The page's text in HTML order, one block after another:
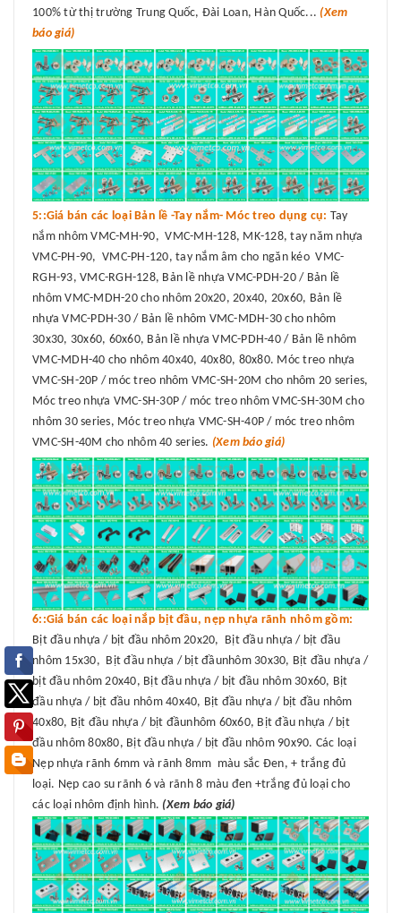
100% từ thị trường Trung Quốc, Đài Loan, Hàn Quốc... (Xem
báo giá)
5::Giá bán các loại Bản lề -Tay nắm- Móc treo dụng cụ: Tay
nắm nhôm VMC-MH-90, VMC-MH-128, MK-128, tay năm nhựa
VMC-PH-90, VMC-PH-120, tay nắm âm cho ngăn kéo VMC-
RGH-93, VMC-RGH-128, Bản lề nhựa VMC-PDH-20 / Bản lề
nhôm VMC-MDH-20 cho nhôm 20x20, 20x40, 20x60, Bản lề
nhựa VMC-PDH-30 / Bản lề nhôm VMC-MDH-30 cho nhôm
30x30, 30x60, 60x60, Bản lề nhựa VMC-PDH-40 / Bản lề nhôm
VMC-MDH-40 cho nhôm 40x40, 40x80, 80x80. Móc treo nhựa
VMC-SH-20P / móc treo nhôm VMC-SH-20M cho nhôm 20 series,
Móc treo nhựa VMC-SH-30P / móc treo nhôm VMC-SH-30M cho
nhôm 30 series, Móc treo nhựa VMC-SH-40P / móc treo nhôm
VMC-SH-40M cho nhôm 40 series. (Xem báo giá)
6::Giá bán các loại nắp bịt đầu, nẹp nhựa rãnh nhôm gồm:
Bịt đầu nhựa / bịt đầu nhôm 20x20, Bịt đầu nhựa / bịt đầu
nhôm 15x30, Bịt đầu nhựa / bịt đầunhôm 30x30, Bịt đầu nhựa /
bịt đầu nhôm 20x40, Bịt đầu nhựa / bịt đầu nhôm 30x60, Bịt
đầu nhựa / bịt đầu nhôm 40x40, Bịt đầu nhựa / bịt đầu nhôm
40x80, Bịt đầu nhựa / bịt đầunhôm 60x60, Bịt đầu nhựa / bịt
đầu nhôm 80x80, Bịt đầu nhựa / bịt đầu nhôm 90x90. Các loại
Nẹp nhựa rãnh 6mm và rãnh 8mm màu sắc Đen, + trắng đủ
loại. Nẹp cao su rãnh 6 và rãnh 8 màu đen +trắng đủ loại cho
các loại nhôm định hình. (Xem báo giá)